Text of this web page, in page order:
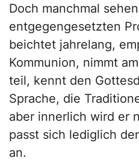
Doch manchmal
entgegengesetzten
beichtet jahrelang,
Kommunion, nimmt
teil, kennt den
Sprache, die
aber innerlich wird er
passt sich lediglich
an.